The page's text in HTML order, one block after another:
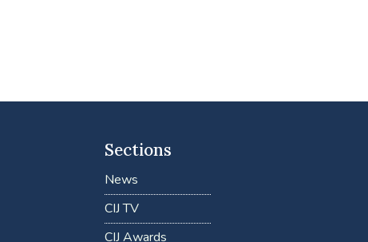
Sections
News
CIJ TV
CIJ Awards